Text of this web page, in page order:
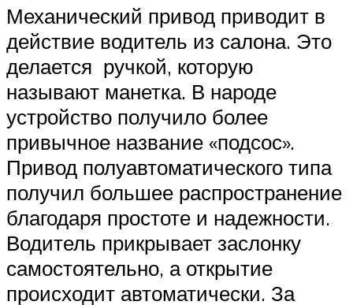
Механический привод приводит в
действие водитель из салона. Это
делается ручкой, которую
называют манетка. В народе
устройство получило более
привычное название «подсос».
Привод полуавтоматического типа
получил большее распространение
благодаря простоте и надежности.
Водитель прикрывает заслонку
самостоятельно, а открытие
происходит автоматически. За